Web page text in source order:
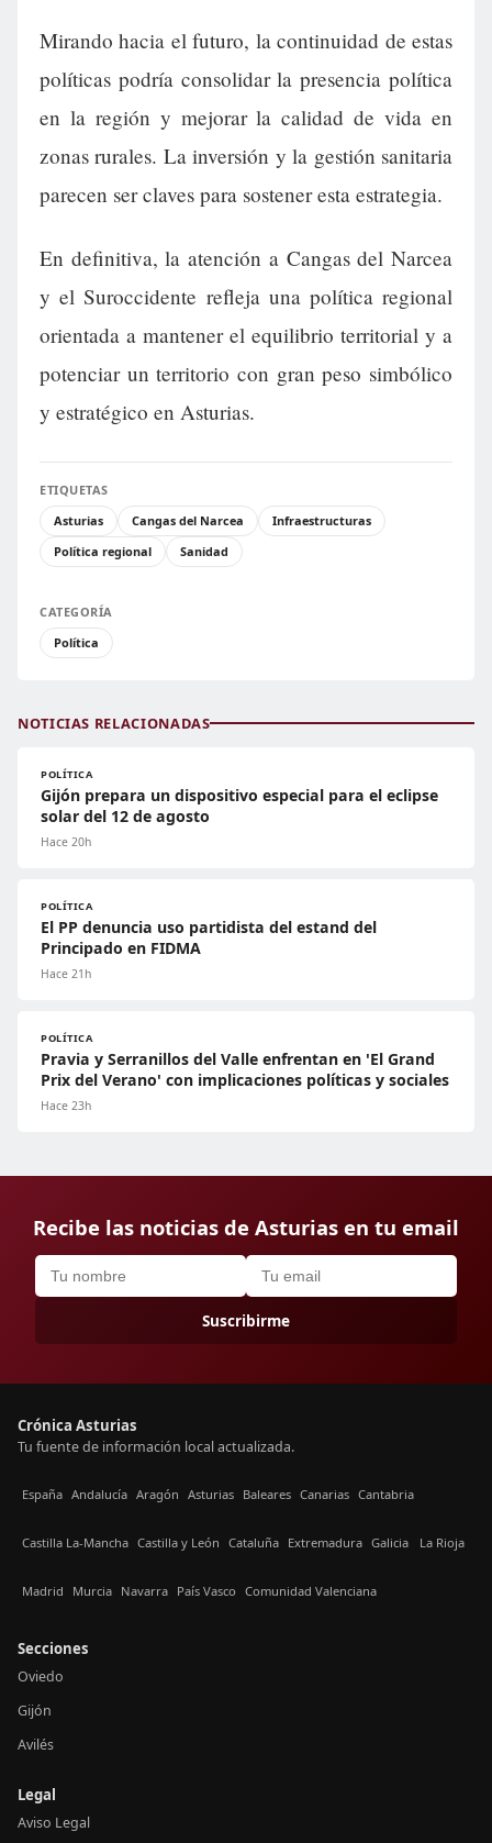
Mirando hacia el futuro, la continuidad de estas
políticas podría consolidar la presencia política
en la región y mejorar la calidad de vida en
zonas rurales. La inversión y la gestión sanitaria
parecen ser claves para sostener esta estrategia.
En definitiva, la atención a Cangas del Narcea
y el Suroccidente refleja una política regional
orientada a mantener el equilibrio territorial y a
potenciar un territorio con gran peso simbólico
y estratégico en Asturias.
ETIQUETAS
Asturias
Cangas del Narcea
Infraestructuras
Política regional
Sanidad
CATEGORÍA
Política
NOTICIAS RELACIONADAS
POLÍTICA
Gijón prepara un dispositivo especial para el eclipse
solar del 12 de agosto
Hace 20h
POLÍTICA
El PP denuncia uso partidista del estand del
Principado en FIDMA
Hace 21h
POLÍTICA
Pravia y Serranillos del Valle enfrentan en 'El Grand
Prix del Verano' con implicaciones políticas y sociales
Hace 23h
Recibe las noticias de Asturias en tu email
Suscribirme
Crónica Asturias
Tu fuente de información local actualizada.
España Andalucía Aragón Asturias Baleares Canarias Cantabria
Castilla La-Mancha Castilla y León Cataluña Extremadura Galicia La Rioja
Madrid Murcia Navarra País Vasco Comunidad Valenciana
Secciones
Oviedo
Gijón
Avilés
Legal
Aviso Legal